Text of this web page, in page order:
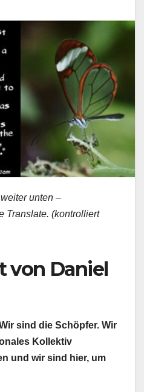
unten –
Translate. (kontrolliert
von Daniel
sind die Schöpfer. Wir
Kollektiv
und wir sind hier, um